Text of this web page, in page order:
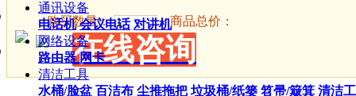
通讯设备
电话机 会议电话 对讲机
网络设备
路由器 网卡
清洁工具
水桶/脸盆 百洁布 尘推拖把 垃圾桶/纸篓 笤帚/簸箕 清洁
购买数量： 商品总价：
在线咨询